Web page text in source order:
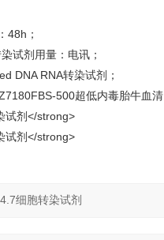
48h；
试剂用量：电讯；
DNA RNA转染试剂；
500超低内毒胎牛血清